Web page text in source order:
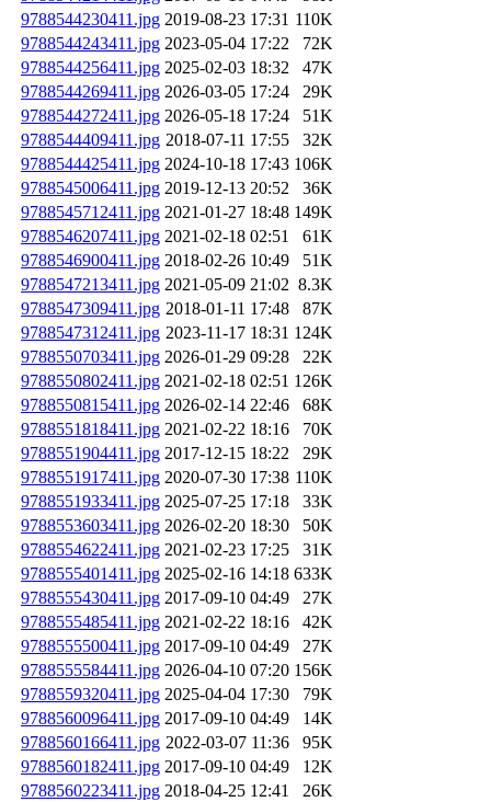
9788544230411.jpg 2019-08-23 17:31 110K
9788544243411.jpg 2023-05-04 17:22
72K
9788544256411.jpg 2025-02-03 18:32
47K
9788544269411.jpg 2026-03-05 17:24
29K
9788544272411.jpg 2026-05-18 17:24
51K
9788544409411.jpg 2018-07-11 17:55
32K
9788544425411.jpg 2024-10-18 17:43 106K
9788545006411.jpg 2019-12-13 20:52
36K
9788545712411.jpg 2021-01-27 18:48 149K
9788546207411.jpg 2021-02-18 02:51
61K
9788546900411.jpg 2018-02-26 10:49
51K
9788547213411.jpg 2021-05-09 21:02 8.3K
9788547309411.jpg 2018-01-11 17:48
87K
9788547312411.jpg 2023-11-17 18:31 124K
9788550703411.jpg 2026-01-29 09:28
22K
9788550802411.jpg 2021-02-18 02:51 126K
9788550815411.jpg 2026-02-14 22:46
68K
9788551818411.jpg 2021-02-22 18:16
70K
9788551904411.jpg 2017-12-15 18:22
29K
9788551917411.jpg 2020-07-30 17:38 110K
9788551933411.jpg 2025-07-25 17:18
33K
9788553603411.jpg 2026-02-20 18:30
50K
9788554622411.jpg 2021-02-23 17:25
31K
9788555401411.jpg 2025-02-16 14:18 633K
9788555430411.jpg 2017-09-10 04:49
27K
9788555485411.jpg 2021-02-22 18:16
42K
9788555500411.jpg 2017-09-10 04:49
27K
9788555584411.jpg 2026-04-10 07:20 156K
9788559320411.jpg 2025-04-04 17:30
79K
9788560096411.jpg 2017-09-10 04:49
14K
9788560166411.jpg 2022-03-07 11:36
95K
9788560182411.jpg 2017-09-10 04:49
12K
9788560223411.jpg 2018-04-25 12:41
26K